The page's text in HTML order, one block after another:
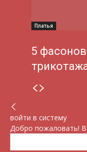
Платья
5
войти в систему
Добро пожаловать!